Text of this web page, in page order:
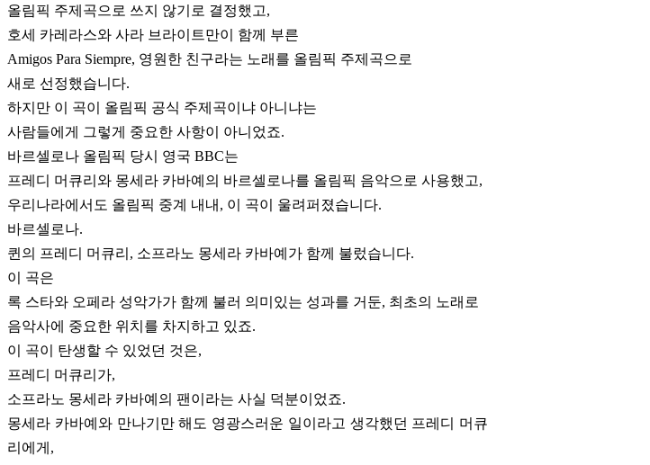
올림픽 주제곡으로 쓰지 않기로 결정했고,
호세 카레라스와 사라 브라이트만이 함께 부른
Amigos Para Siempre, 영원한 친구라는 노래를 올림픽 주제곡으로
새로 선정했습니다.
하지만 이 곡이 올림픽 공식 주제곡이냐 아니냐는
사람들에게 그렇게 중요한 사항이 아니었죠.
바르셀로나 올림픽 당시 영국 BBC는
프레디 머큐리와 몽세라 카바예의 바르셀로나를 올림픽 음악으로 사용했고,
우리나라에서도 올림픽 중계 내내, 이 곡이 울려퍼졌습니다.
바르셀로나.
퀸의 프레디 머큐리, 소프라노 몽세라 카바예가 함께 불렀습니다.
이 곡은
록 스타와 오페라 성악가가 함께 불러 의미있는 성과를 거둔, 최초의 노래로
음악사에 중요한 위치를 차지하고 있죠.
이 곡이 탄생할 수 있었던 것은,
프레디 머큐리가,
소프라노 몽세라 카바예의 팬이라는 사실 덕분이었죠.
몽세라 카바예와 만나기만 해도 영광스러운 일이라고 생각했던 프레디 머큐
리에게,